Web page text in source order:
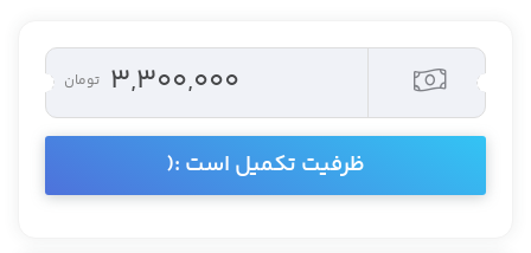
۳,۳۰۰,۰۰۰ تومان
ظرفیت تکمیل است :(